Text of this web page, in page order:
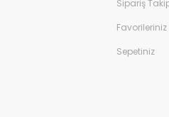
Sipariş
Favorileriniz
Sepetiniz